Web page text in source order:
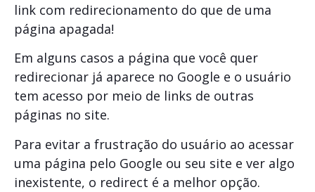
link com redirecionamento do que de uma
página apagada!
Em alguns casos a página que você quer
redirecionar já aparece no Google e o usuário
tem acesso por meio de links de outras
páginas no site.
Para evitar a frustração do usuário ao acessar
uma página pelo Google ou seu site e ver algo
inexistente, o redirect é a melhor opção.